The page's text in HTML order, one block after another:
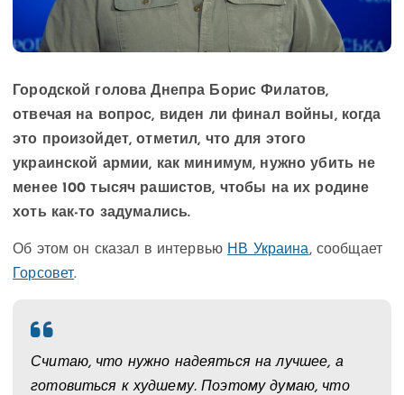
Городской голова Днепра Борис Филатов,
отвечая на вопрос, виден ли финал войны, когда
это произойдет, отметил, что для этого
украинской армии, как минимум, нужно убить не
менее 100 тысяч рашистов, чтобы на их родине
хоть как-то задумались.
Об этом он сказал в интервью НВ Украина, сообщает
Горсовет.
Считаю, что нужно надеяться на лучшее, а
готовиться к худшему. Поэтому думаю, что